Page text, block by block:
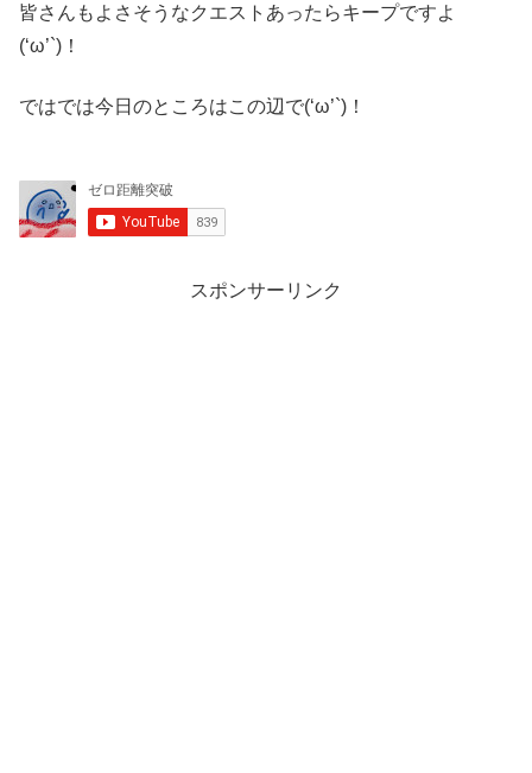
皆さんもよさそうなクエストあったらキープですよ
(‘ω’`)！
ではでは今日のところはこの辺で(‘ω’`)！
スポンサーリンク